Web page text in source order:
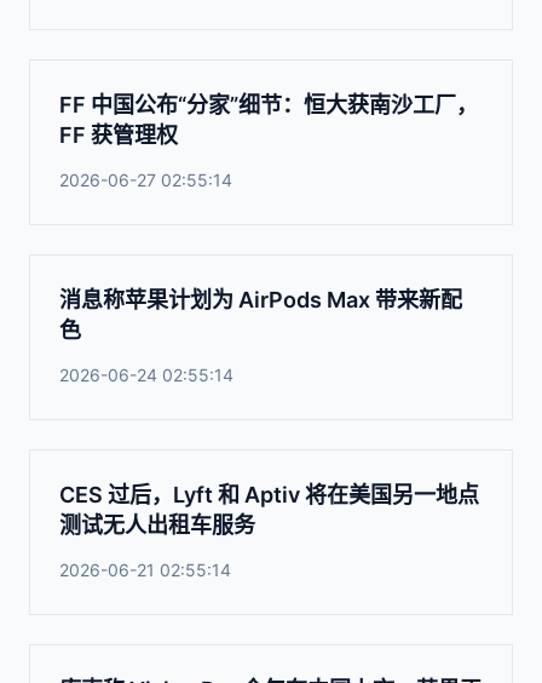
FF 中国公布“分家”细节：恒大获南沙工厂，
FF 获管理权
2026-06-27 02:55:14
消息称苹果计划为 AirPods Max 带来新配
色
2026-06-24 02:55:14
CES 过后，Lyft 和 Aptiv 将在美国另一地点
测试无人出租车服务
2026-06-21 02:55:14